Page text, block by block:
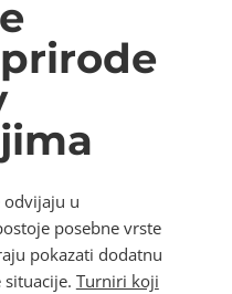
odvijaju u
posebne vrste
pokazati dodatnu
Turniri koji